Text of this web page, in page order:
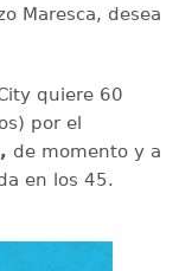
Maresca, desea
quiere 60
por el
de momento y a
en los 45.